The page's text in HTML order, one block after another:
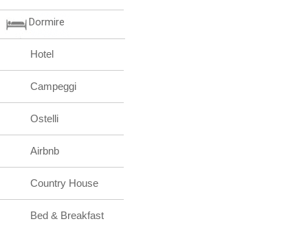
Dormire
Hotel
Campeggi
Ostelli
Airbnb
Country House
Bed & Breakfast